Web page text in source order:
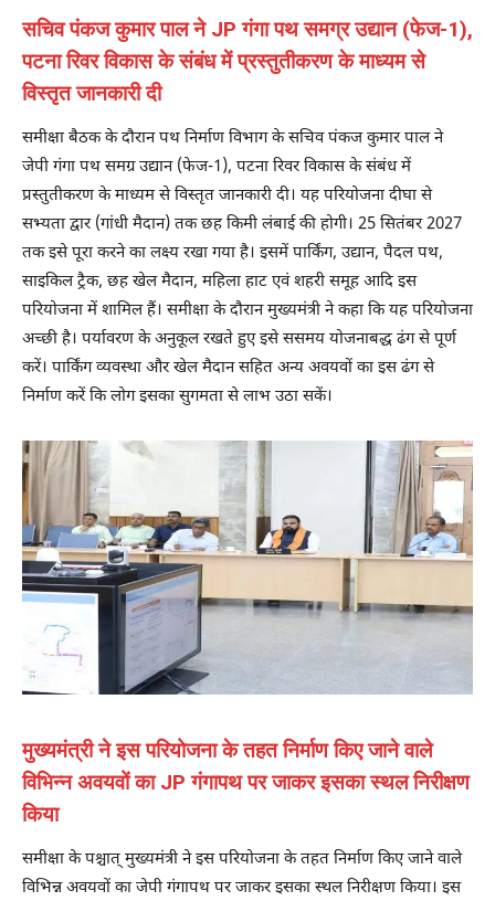
सचिव पंकज कुमार पाल ने JP गंगा पथ समग्र उद्यान (फेज-1),
पटना रिवर विकास के संबंध में प्रस्तुतीकरण के माध्यम से
विस्तृत जानकारी दी
समीक्षा बैठक के दौरान पथ निर्माण विभाग के सचिव पंकज कुमार पाल ने
जेपी गंगा पथ समग्र उद्यान (फेज-1), पटना रिवर विकास के संबंध में
प्रस्तुतीकरण के माध्यम से विस्तृत जानकारी दी। यह परियोजना दीघा से
सभ्यता द्वार (गांधी मैदान) तक छह किमी लंबाई की होगी। 25 सितंबर 2027
तक इसे पूरा करने का लक्ष्य रखा गया है। इसमें पार्किंग, उद्यान, पैदल पथ,
साइकिल ट्रैक, छह खेल मैदान, महिला हाट एवं शहरी समूह आदि इस
परियोजना में शामिल हैं। समीक्षा के दौरान मुख्यमंत्री ने कहा कि यह परियोजना
अच्छी है। पर्यावरण के अनुकूल रखते हुए इसे ससमय योजनाबद्ध ढंग से पूर्ण
करें। पार्किंग व्यवस्था और खेल मैदान सहित अन्य अवयवों का इस ढंग से
निर्माण करें कि लोग इसका सुगमता से लाभ उठा सकें।
मुख्यमंत्री ने इस परियोजना के तहत निर्माण किए जाने वाले
विभिन्न अवयवों का JP गंगापथ पर जाकर इसका स्थल निरीक्षण
किया
समीक्षा के पश्चात् मुख्यमंत्री ने इस परियोजना के तहत निर्माण किए जाने वाले
विभिन्न अवयवों का जेपी गंगापथ पर जाकर इसका स्थल निरीक्षण किया। इस